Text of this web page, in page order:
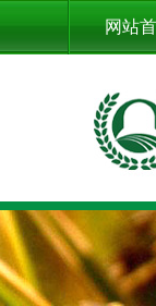
网站